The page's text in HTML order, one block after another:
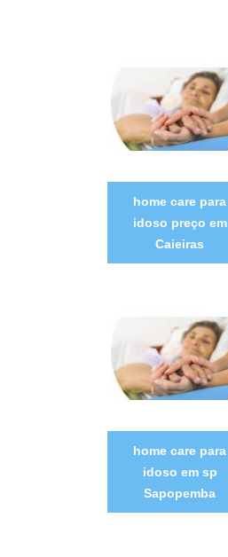
home care para
idoso preço em
Caieiras
home care para
idoso em sp
Sapopemba